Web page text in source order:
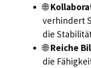
🌐
verhindert
die
🌐Reiche
die